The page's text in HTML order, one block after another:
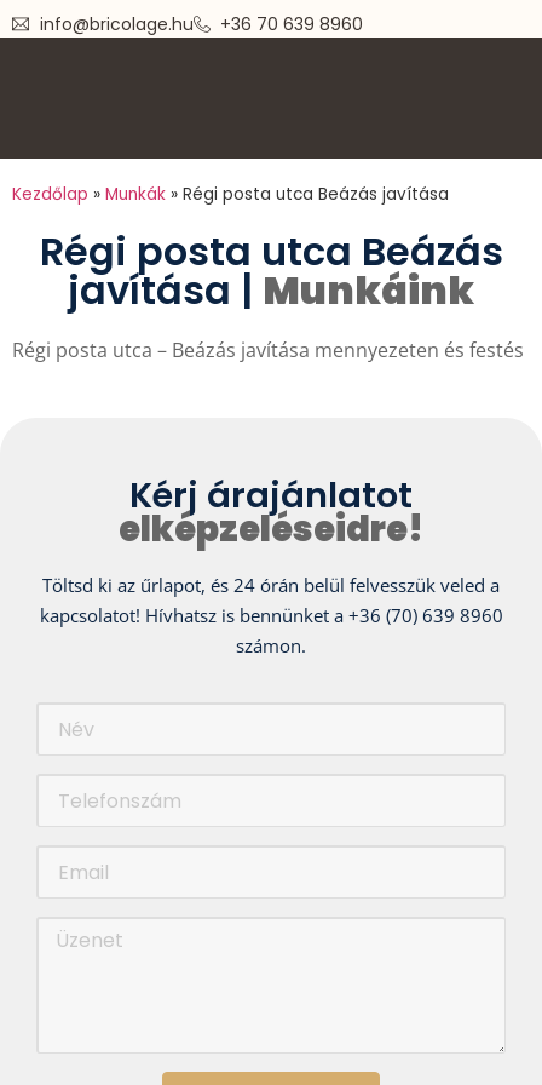
info@bricolage.hu +36 70 639 8960
Kezdőlap » Munkák » Régi posta utca Beázás javítása
Régi posta utca Beázás
javítása | Munkáink
Régi posta utca – Beázás javítása mennyezeten és festés
Kérj árajánlatot
elképzeléseidre!
Töltsd ki az űrlapot, és 24 órán belül felvesszük veled a
kapcsolatot! Hívhatsz is bennünket a +36 (70) 639 8960
számon.